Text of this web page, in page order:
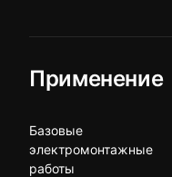
Применение
Базовые
электромонтажные
работы